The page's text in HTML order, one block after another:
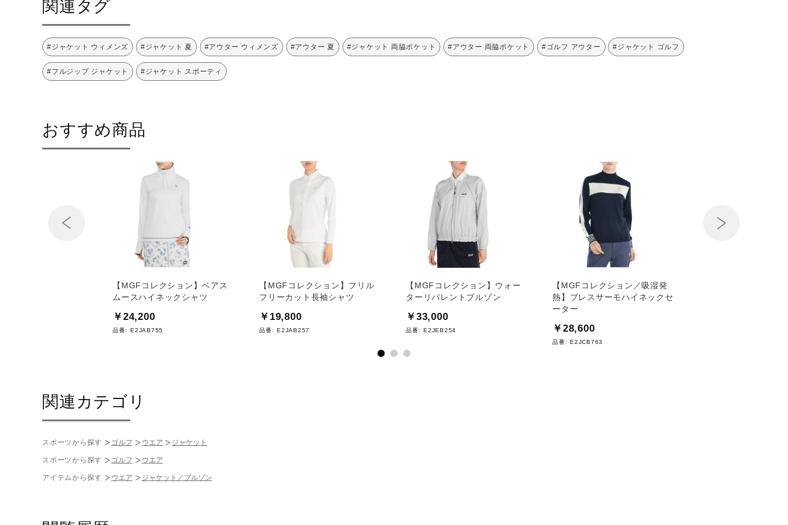
関連タグ
#ジャケット ウィメンズ #ジャケット 夏 #アウター ウィメンズ #アウター 夏 #ジャケット 両脇ポケット #アウター 両脇ポケット #ゴルフ アウター #ジャケット ゴルフ
#フルジップ ジャケット #ジャケット スポーティ
おすすめ商品
【MGFコレクション】ベアス
ムースハイネックシャツ
￥24,200
品番: E2JAB755
【MGFコレクション】フリル
フリーカット長袖シャツ
￥19,800
品番: E2JAB257
【MGFコレクション】ウォー
ターリパレントブルゾン
￥33,000
品番: E2JEB254
【MGFコレクション／吸湿発
熱】ブレスサーモハイネックセ
ーター
￥28,600
品番: E2JCB763
関連カテゴリ
スポーツから探す ゴルフ ウエア ジャケット
スポーツから探す ゴルフ ウエア
アイテムから探す ウエア ジャケット／ブルゾン